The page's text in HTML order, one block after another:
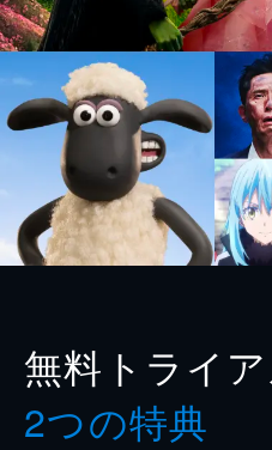
無料トライ
2つの特典